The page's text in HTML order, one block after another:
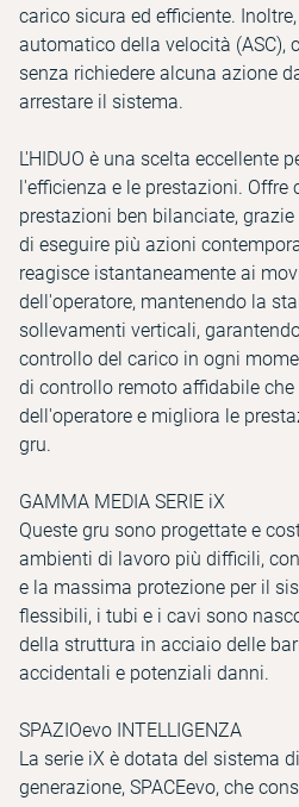
carico sicura ed efficiente.
automatico della velocità (ASC),
senza richiedere alcuna azione
arrestare il sistema.
L'HIDUO è una scelta eccellente
l'efficienza e le prestazioni. Offre
prestazioni ben bilanciate,
di eseguire più azioni
reagisce istantaneamente ai
dell'operatore, mantenendo la
sollevamenti verticali,
controllo del carico in ogni
di controllo remoto affidabile
dell'operatore e migliora le
gru.
GAMMA MEDIA SERIE iX
Queste gru sono progettate e
ambienti di lavoro più difficili,
e la massima protezione per il
flessibili, i tubi e i cavi sono
della struttura in acciaio delle
accidentali e potenziali danni.
SPAZIOevo INTELLIGENZA
La serie iX è dotata del sistema
generazione, SPACEevo, che